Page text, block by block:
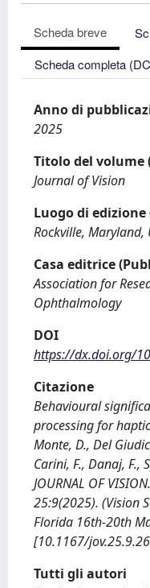
Scheda breve
Scheda completa
Anno di
2025
Titolo del volume
Journal of Vision
Luogo di
Rockville, Maryland,
Casa editrice
Association for
Ophthalmology
DOI
https://dx.doi.org/
Citazione
Behavioural
processing for
Monte, D., Del
Carini, F., Danaj, F.,
JOURNAL OF
25:9(2025). (Vision
Florida 16th-20th
[10.1167/
Tutti gli autori